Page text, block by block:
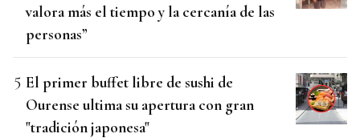
valora más el tiempo y la cercanía de las
personas”
El primer buffet libre de sushi de
Ourense ultima su apertura con gran
"tradición japonesa"